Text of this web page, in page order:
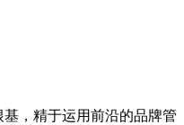
，精于运用前沿的品牌管